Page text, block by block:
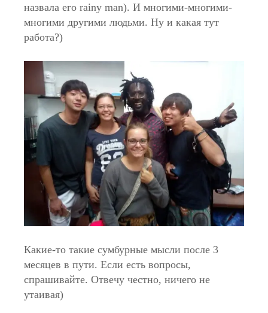
назвала его rainy man). И многими-многими-
многими другими людьми. Ну и какая тут
работа?)
Какие-то такие сумбурные мысли после 3
месяцев в пути. Если есть вопросы,
спрашивайте. Отвечу честно, ничего не
утаивая)